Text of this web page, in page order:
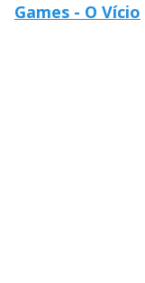
Games - O Vício